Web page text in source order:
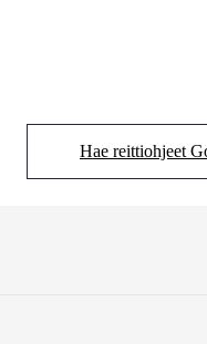
Hae reittiohjeet